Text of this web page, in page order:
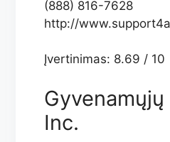
(888) 816-7628
http://
Įvertinimas: 8.69 / 10
Inc.